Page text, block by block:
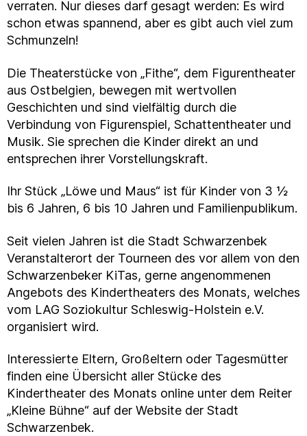
verraten. Nur dieses darf gesagt werden: Es wird
schon etwas spannend, aber es gibt auch viel zum
Schmunzeln!
Die Theaterstücke von „Fithe“, dem Figurentheater
aus Ostbelgien, bewegen mit wertvollen
Geschichten und sind vielfältig durch die
Verbindung von Figurenspiel, Schattentheater und
Musik. Sie sprechen die Kinder direkt an und
entsprechen ihrer Vorstellungskraft.
Ihr Stück „Löwe und Maus“ ist für Kinder von 3 ½
bis 6 Jahren, 6 bis 10 Jahren und Familienpublikum.
Seit vielen Jahren ist die Stadt Schwarzenbek
Veranstalterort der Tourneen des vor allem von den
Schwarzenbeker KiTas, gerne angenommenen
Angebots des Kindertheaters des Monats, welches
vom LAG Soziokultur Schleswig-Holstein e.V.
organisiert wird.
Interessierte Eltern, Großeltern oder Tagesmütter
finden eine Übersicht aller Stücke des
Kindertheater des Monats online unter dem Reiter
„Kleine Bühne“ auf der Website der Stadt
Schwarzenbek.